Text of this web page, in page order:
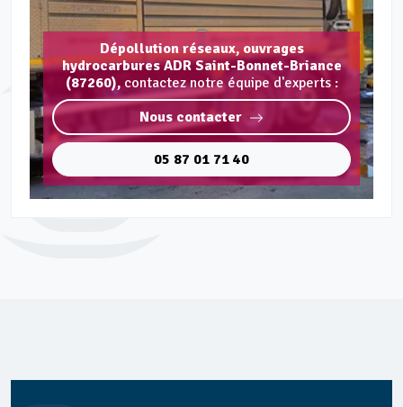
Dépollution réseaux, ouvrages
hydrocarbures ADR Saint-Bonnet-Briance
(87260), contactez notre équipe d'experts :
Nous contacter
05 87 01 71 40